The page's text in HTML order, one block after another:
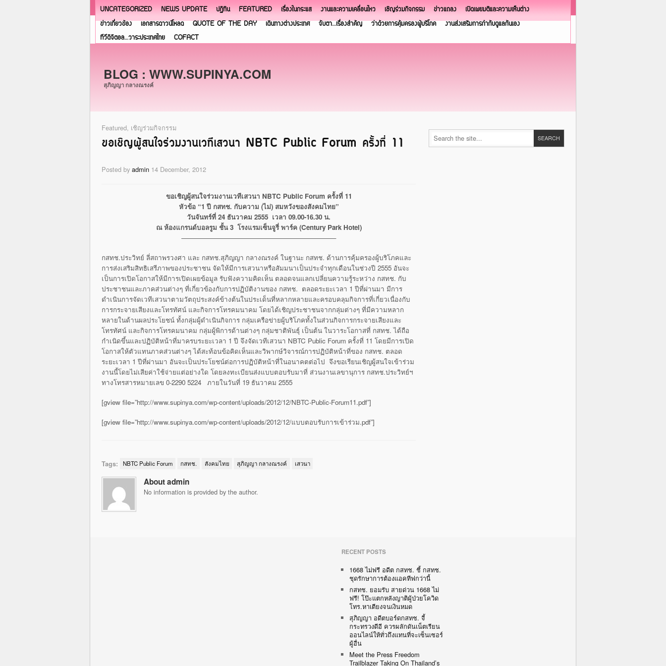
UNCATEGORIZED NEWS UPDATE ปฏิทิน FEATURED เรื่องในกระแส งานและความเคลื่อนไหว เชิญร่วมกิจกรรม ข่าวแถลง
เปิดเผยมติและความเห็นต่าง
ข่าวเกี่ยวข้อง
เอกสารดาวน์โหลด QUOTE OF THE DAY เดินทางต่างประเทศ จับตา…เรื่องสำคัญ ว่าด้วยการคุ้มครองผู้บริโภค
งานส่งเสริมการกำกับดูแลกันเอง
ทีวีดิจิตอล…วาระประเทศไทย
COFACT
BLOG : WWW.SUPINYA.COM
สุภิญญา กลางณรงค์
Featured, เชิญร่วมกิจกรรม
ขอเชิญผู้สนใจร่วมงานเวทีเสวนา NBTC Public Forum ครั้งที่ 11
Posted by admin 14 December, 2012
ขอเชิญผู้สนใจร่วมงานเวทีเสวนา NBTC Public Forum ครั้งที่ 11
หัวข้อ “1 ปี กสทช. กับความ (ไม่) สมหวังของสังคมไทย”
วันจันทร์ที่ 24 ธันวาคม 2555 เวลา 09.00-16.30 น.
ณ ห้องแกรนด์บอลรูม ชั้น 3 โรงแรมเซ็นจูรี่ พาร์ค (Century Park Hotel)
————————————————————————
กสทช.ประวิทย์ ลี่สถาพรวงศา และ กสทช.สุภิญญา กลางณรงค์ ในฐานะ กสทช. ด้านการคุ้มครองผู้บริโภคและ
การส่งเสริมสิทธิเสรีภาพของประชาชน จัดให้มีการเสวนาหรือสัมมนาเป็นประจำทุกเดือนในช่วงปี 2555 อันจะ
เป็นการเปิดโอกาสให้มีการเปิดเผยข้อมูล รับฟังความคิดเห็น ตลอดจนแลกเปลี่ยนความรู้ระหว่าง กสทช. กับ
ประชาชนและภาคส่วนต่างๆ ที่เกี่ยวข้องกับการปฏิบัติงานของ กสทช. ตลอดระยะเวลา 1 ปีที่ผ่านมา มีการ
ดำเนินการจัดเวทีเสวนาตามวัตถุประสงค์ข้างต้นในประเด็นที่หลากหลายและครอบคลุมกิจการที่เกี่ยวเนื่องกับ
การกระจายเสียงและโทรทัศน์ และกิจการโทรคมนาคม โดยได้เชิญประชาชนจากกลุ่มต่างๆ ที่มีความหลาก
หลายในด้านผลประโยชน์ ทั้งกลุ่มผู้ดำเนินกิจการ กลุ่มเครือข่ายผู้บริโภคทั้งในส่วนกิจการกระจายเสียงและ
โทรทัศน์ และกิจการโทรคมนาคม กลุ่มผู้พิการด้านต่างๆ กลุ่มชาติพันธุ์ เป็นต้น ในวาระโอกาสที่ กสทช. ได้ถือ
กำเนิดขึ้นและปฏิบัติหน้าที่มาครบระยะเวลา 1 ปี จึงจัดเวทีเสวนา NBTC Public Forum ครั้งที่ 11 โดยมีการเปิด
โอกาสให้ตัวแทนภาคส่วนต่างๆ ได้สะท้อนข้อคิดเห็นและวิพากษ์วิจารณ์การปฏิบัติหน้าที่ของ กสทช. ตลอด
ระยะเวลา 1 ปีที่ผ่านมา อันจะเป็นประโยชน์ต่อการปฏิบัติหน้าที่ในอนาคตต่อไป จึงขอเรียนเชิญผู้สนใจเข้าร่วม
งานนี้โดยไม่เสียค่าใช้จ่ายแต่อย่างใด โดยลงทะเบียนส่งแบบตอบรับมาที่ ส่วนงานเลขานุการ กสทช.ประวิทย์ฯ
ทางโทรสารหมายเลข 0-2290 5224 ภายในวันที่ 19 ธันวาคม 2555
[gview file=”http://www.supinya.com/wp-content/uploads/2012/12/NBTC-Public-Forum11.pdf”]
[gview file=”http://www.supinya.com/wp-content/uploads/2012/12/แบบตอบรับการเข้าร่วม.pdf”]
Tags: NBTC Public Forum กสทช. สังคมไทย สุภิญญา กลางณรงค์ เสวนา
About admin
No information is provided by the author.
RECENT POSTS
1668 ไม่ฟรี อดีต กสทช. ชี้ กสทช.
ชุดรักษาการต้องแอคทีฟกว่านี้
กสทช. ยอมรับ สายด่วน 1668 ไม่
ฟรี! โป๊ะแตกหลังญาติผู้ป่วยโควิด
โทร.หาเตียงจนเงินหมด
สุภิญญา อดีตบอร์ดกสทช. จี้
กระทรวงดีอี ควรผลักดันเน็ตเรียน
ออนไลน์ให้ทั่วถึงแทนที่จะเซ็นเซอร์
ผู้อื่น
Meet the Press Freedom
Trailblazer Taking On Thailand’s